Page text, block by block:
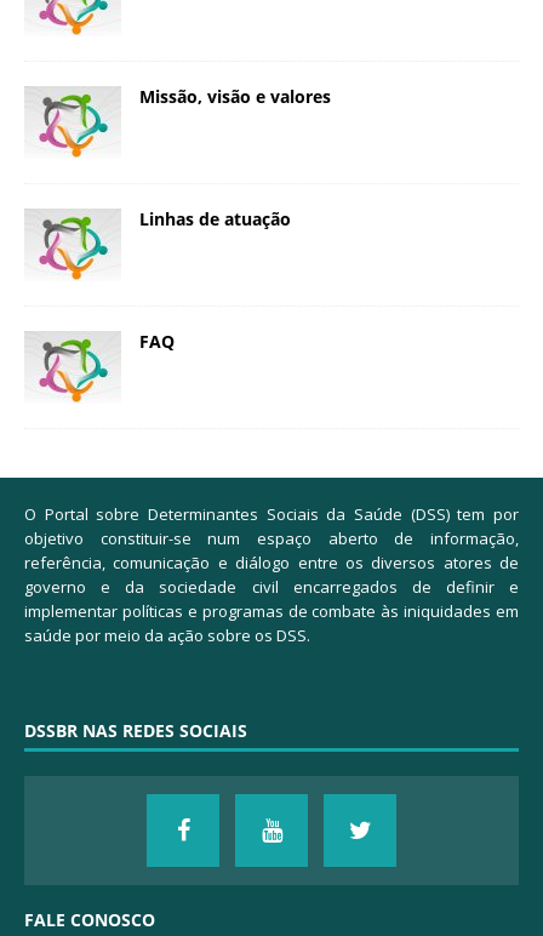
Missão, visão e valores
Linhas de atuação
FAQ
O Portal sobre Determinantes Sociais da Saúde (DSS) tem por
objetivo constituir-se num espaço aberto de informação,
referência, comunicação e diálogo entre os diversos atores de
governo e da sociedade civil encarregados de definir e
implementar políticas e programas de combate às iniquidades em
saúde por meio da ação sobre os DSS.
DSSBR NAS REDES SOCIAIS
FALE CONOSCO